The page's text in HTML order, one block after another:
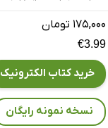
۱۷۵,۰۰۰ تومان
€3.99
خرید کتاب الکترونیک
نسخه نمونه رایگان